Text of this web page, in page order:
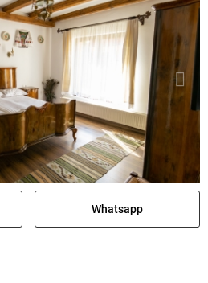
Whatsapp